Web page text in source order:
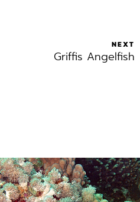
NEXT
Griffis Angelfish